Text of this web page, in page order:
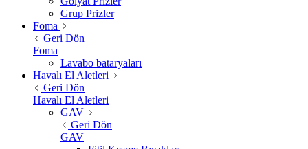
Grup Prizler
Foma
Geri Dön
Foma
Lavabo bataryaları
Havalı El Aletleri
Geri Dön
Havalı El Aletleri
GAV
Geri Dön
GAV